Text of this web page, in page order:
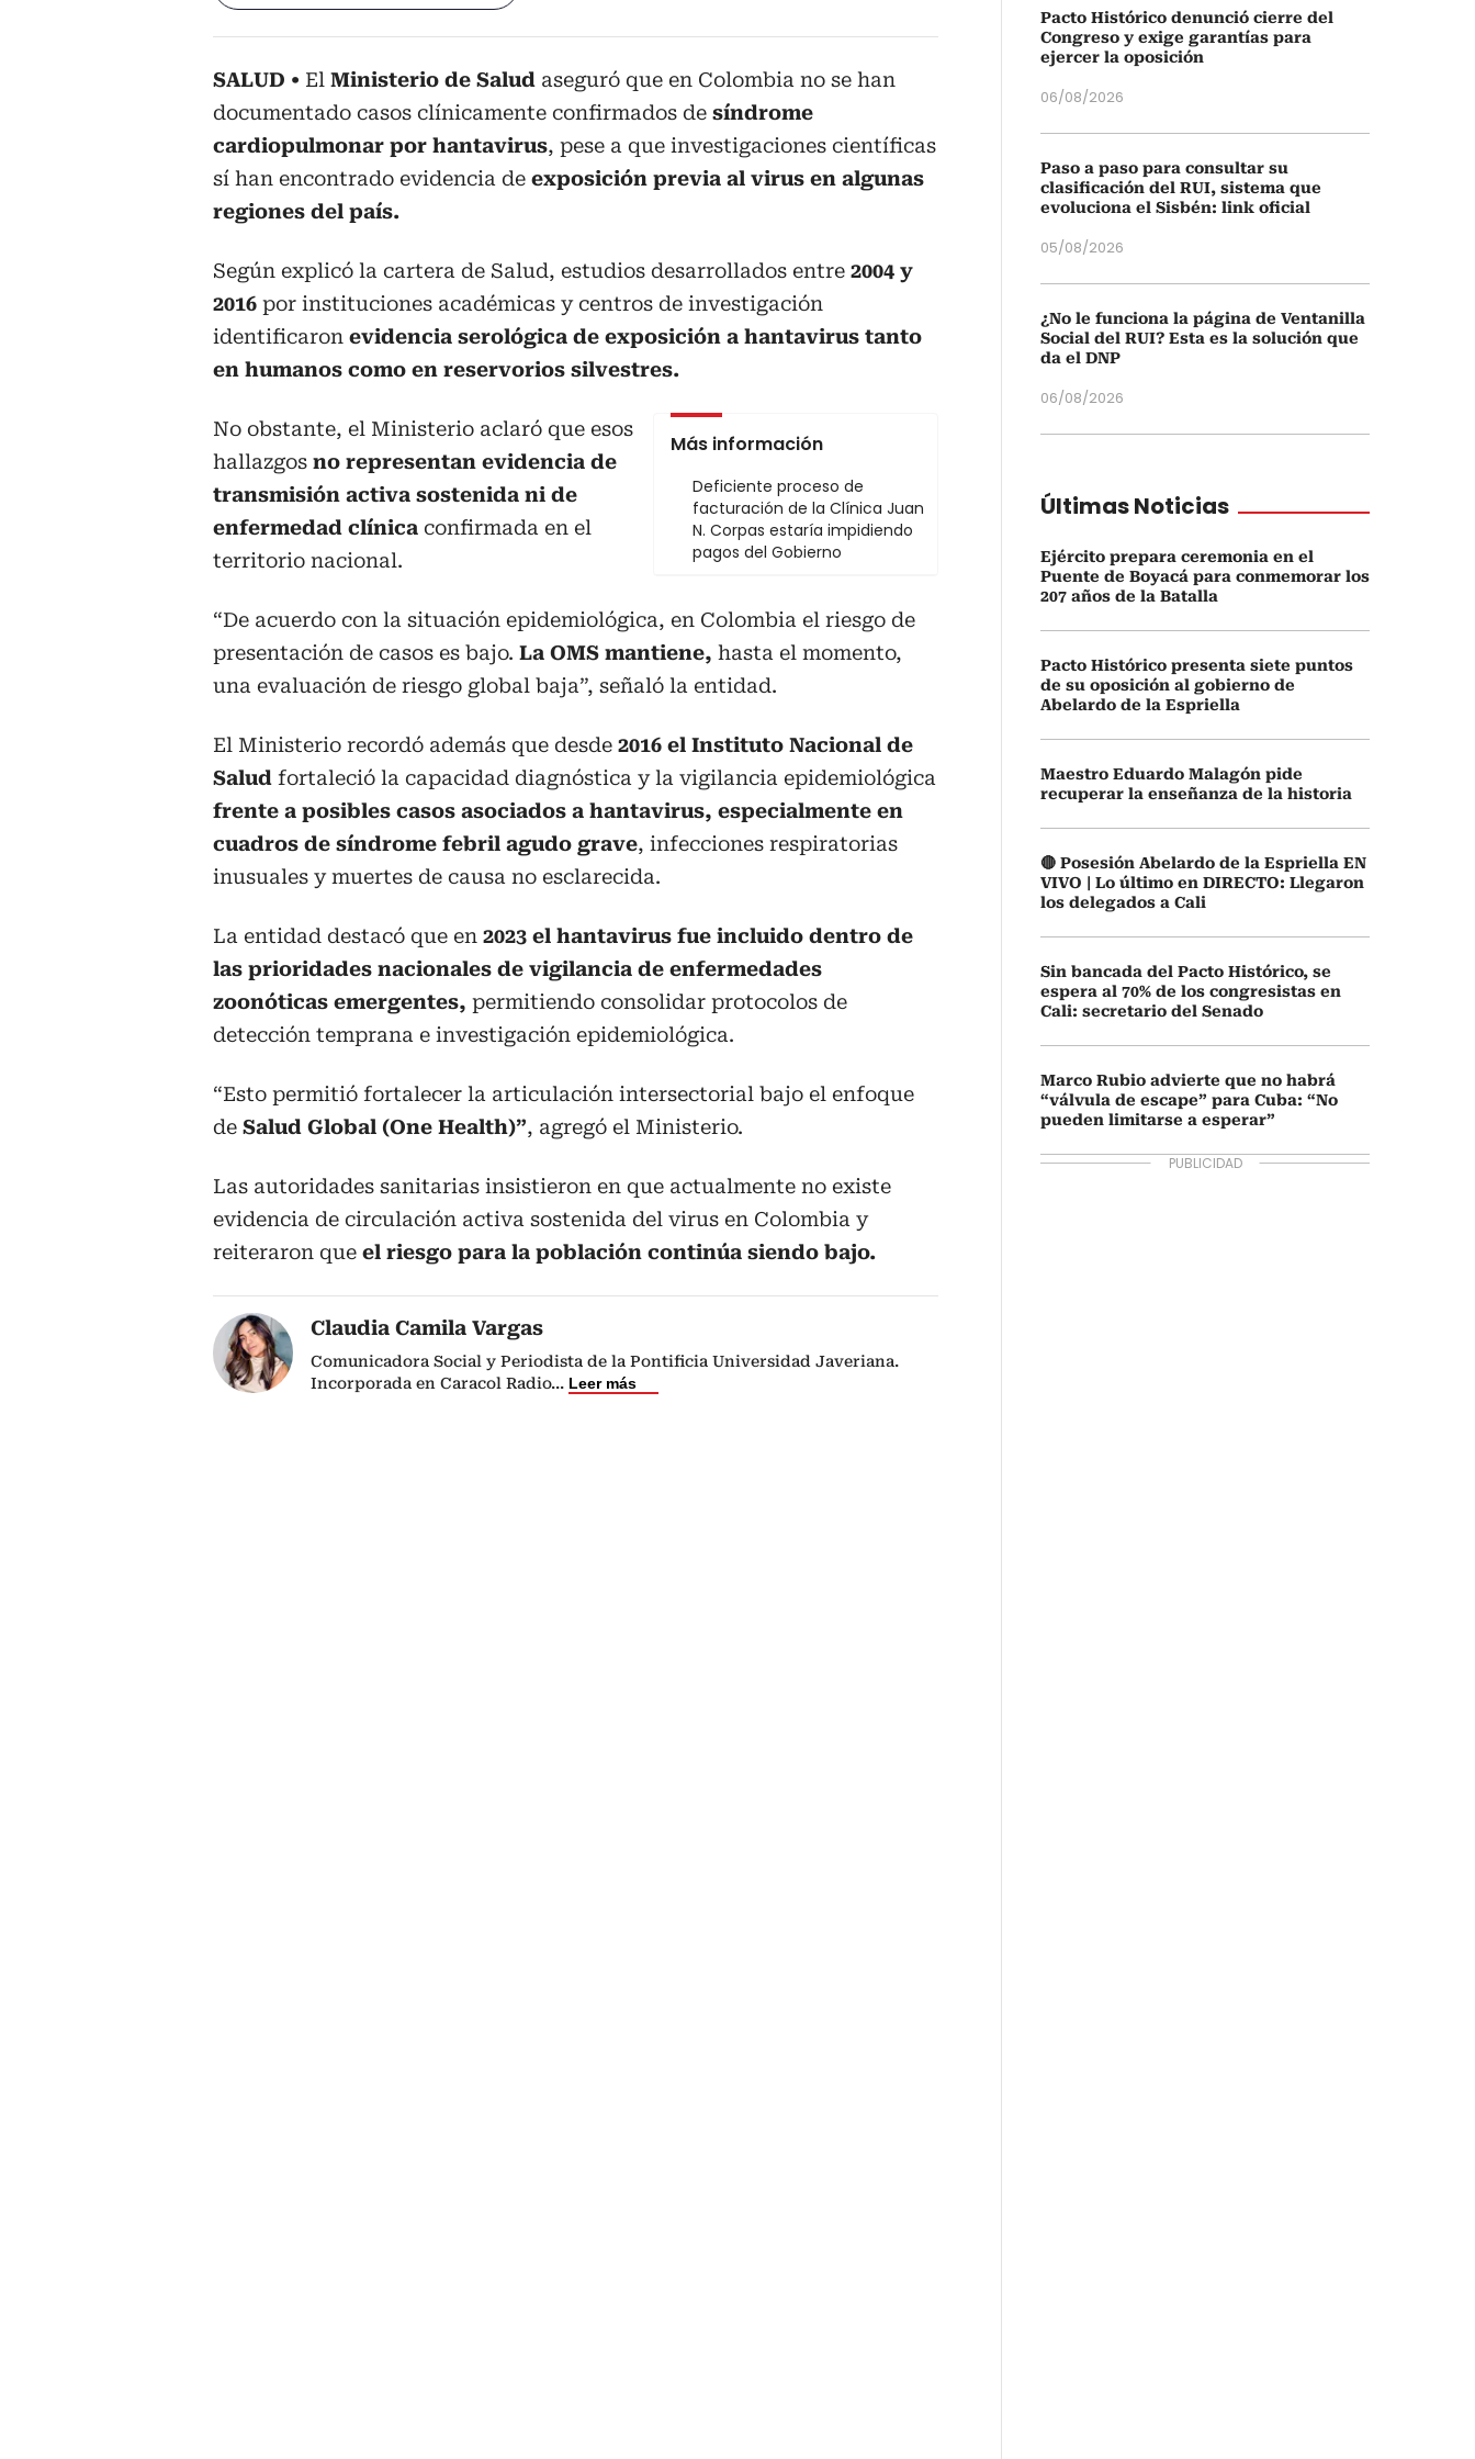
SALUD El Ministerio de Salud aseguró que en Colombia no se han
documentado casos clínicamente confirmados de síndrome
cardiopulmonar por hantavirus, pese a que investigaciones científicas
sí han encontrado evidencia de exposición previa al virus en algunas
regiones del país.
Según explicó la cartera de Salud, estudios desarrollados entre 2004 y
2016 por instituciones académicas y centros de investigación
identificaron evidencia serológica de exposición a hantavirus tanto
en humanos como en reservorios silvestres.
Más información
Deficiente proceso de
facturación de la Clínica Juan
N. Corpas estaría impidiendo
pagos del Gobierno
No obstante, el Ministerio aclaró que esos
hallazgos no representan evidencia de
transmisión activa sostenida ni de
enfermedad clínica confirmada en el
territorio nacional.
“De acuerdo con la situación epidemiológica, en Colombia el riesgo de
presentación de casos es bajo. La OMS mantiene, hasta el momento,
una evaluación de riesgo global baja”, señaló la entidad.
El Ministerio recordó además que desde 2016 el Instituto Nacional de
Salud fortaleció la capacidad diagnóstica y la vigilancia epidemiológica
frente a posibles casos asociados a hantavirus, especialmente en
cuadros de síndrome febril agudo grave, infecciones respiratorias
inusuales y muertes de causa no esclarecida.
La entidad destacó que en 2023 el hantavirus fue incluido dentro de
las prioridades nacionales de vigilancia de enfermedades
zoonóticas emergentes, permitiendo consolidar protocolos de
detección temprana e investigación epidemiológica.
“Esto permitió fortalecer la articulación intersectorial bajo el enfoque
de Salud Global (One Health)”, agregó el Ministerio.
Las autoridades sanitarias insistieron en que actualmente no existe
evidencia de circulación activa sostenida del virus en Colombia y
reiteraron que el riesgo para la población continúa siendo bajo.
Claudia Camila Vargas
Comunicadora Social y Periodista de la Pontificia Universidad Javeriana.
Incorporada en Caracol Radio... Leer más
Pacto Histórico denunció cierre del
Congreso y exige garantías para
ejercer la oposición
06/08/2026
Paso a paso para consultar su
clasificación del RUI, sistema que
evoluciona el Sisbén: link oficial
05/08/2026
¿No le funciona la página de Ventanilla
Social del RUI? Esta es la solución que
da el DNP
06/08/2026
Últimas Noticias
Ejército prepara ceremonia en el
Puente de Boyacá para conmemorar los
207 años de la Batalla
Pacto Histórico presenta siete puntos
de su oposición al gobierno de
Abelardo de la Espriella
Maestro Eduardo Malagón pide
recuperar la enseñanza de la historia
🔴 Posesión Abelardo de la Espriella EN
VIVO | Lo último en DIRECTO: Llegaron
los delegados a Cali
Sin bancada del Pacto Histórico, se
espera al 70% de los congresistas en
Cali: secretario del Senado
Marco Rubio advierte que no habrá
“válvula de escape” para Cuba: “No
pueden limitarse a esperar”